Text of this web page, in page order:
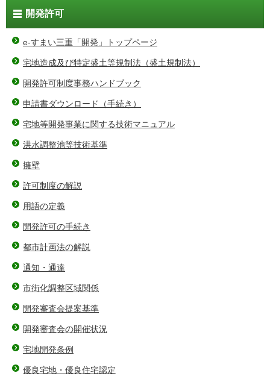
開発許可
e-すまい三重「開発」トップページ
宅地造成及び特定盛土等規制法（盛土規制法）
開発許可制度事務ハンドブック
申請書ダウンロード（手続き）
宅地等開発事業に関する技術マニュアル
洪水調整池等技術基準
擁壁
許可制度の解説
用語の定義
開発許可の手続き
都市計画法の解説
通知・通達
市街化調整区域関係
開発審査会提案基準
開発審査会の開催状況
宅地開発条例
優良宅地・優良住宅認定